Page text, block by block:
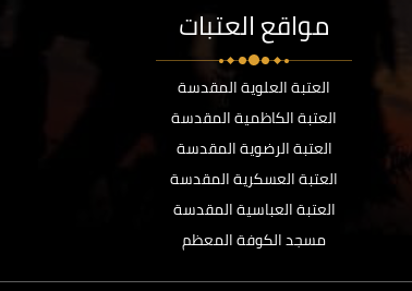
مواقع العتبات
العتبة العلوية المقدسة
العتبة الكاظمية المقدسة
العتبة الرضوية المقدسة
العتبة العسكرية المقدسة
العتبة العباسية المقدسة
مسجد الكوفة المعظم